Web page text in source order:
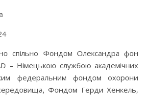
спільно Фондом Олександра фон
– Німецькою службою академічних
федеральним фондом охорони
Фондом Герди Хенкель,